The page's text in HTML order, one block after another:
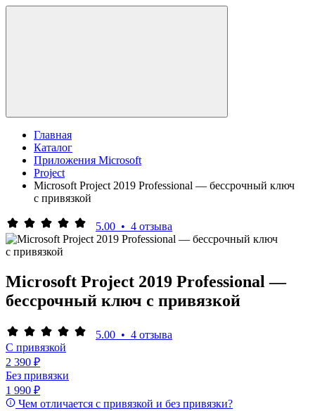
Главная
Каталог
Приложения Microsoft
Project
Microsoft Project 2019 Professional — бессрочный ключ
с привязкой
5.00 • 4 отзыва
Microsoft Project 2019 Professional —
бессрочный ключ с привязкой
5.00 • 4 отзыва
С привязкой
2 390 ₽
Без привязки
1 990 ₽
Чем отличается с привязкой и без привязки?